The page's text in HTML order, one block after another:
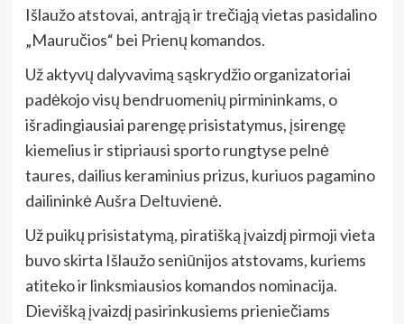
Išlaužo atstovai, antrąją ir trečiąją vietas pasidalino
„Mauručios“ bei Prienų komandos.
Už aktyvų dalyvavimą sąskrydžio organizatoriai
padėkojo visų bendruomenių pirmininkams, o
išradingiausiai parengę prisistatymus, įsirengę
kiemelius ir stipriausi sporto rungtyse pelnė
taures, dailius keraminius prizus, kuriuos pagamino
dailininkė Aušra Deltuvienė.
Už puikų prisistatymą, piratišką įvaizdį pirmoji vieta
buvo skirta Išlaužo seniūnijos atstovams, kuriems
atiteko ir linksmiausios komandos nominacija.
Dievišką įvaizdį pasirinkusiems prieniečiams